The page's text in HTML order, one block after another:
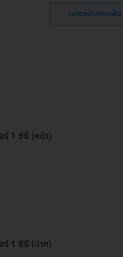
แสดงคำถามเพิ่ม
ร์ 1 ซีซี (หน้า)
ร์ 1 ซีซี (ปาก)